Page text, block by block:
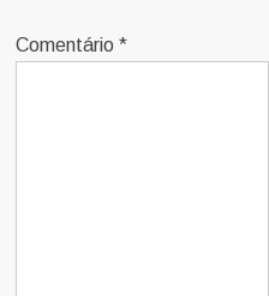
Comentário*